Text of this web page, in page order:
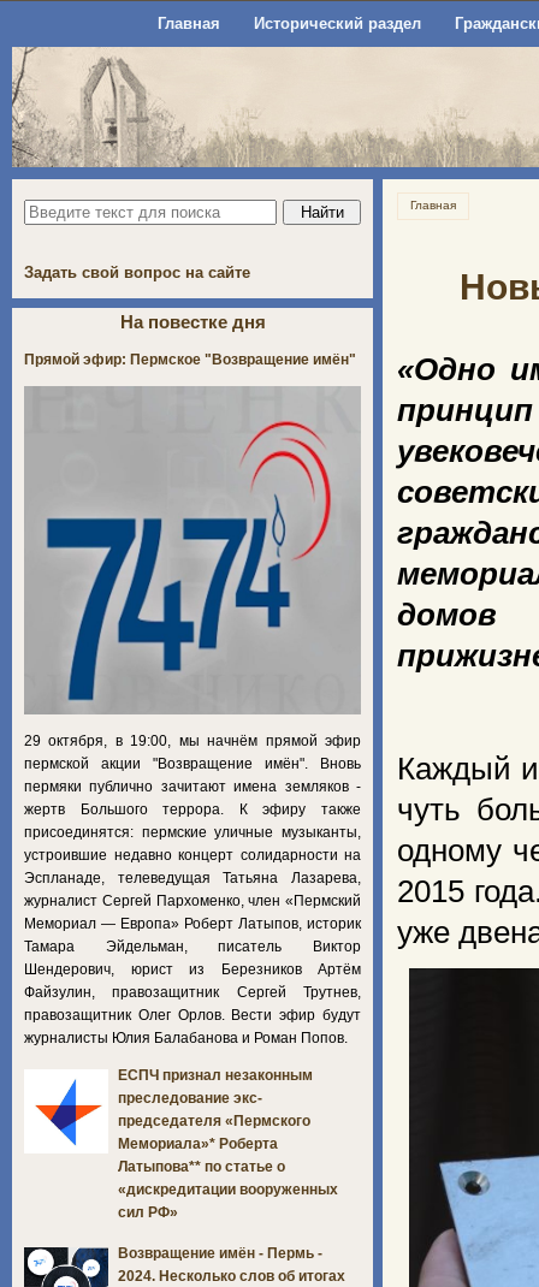
Главная Исторический раздел
Главная
«Одно
домов
Каждый
чуть
одному
2015
уже
Задать свой вопрос на сайте
На повестке дня
Прямой эфир: Пермское "Возвращение имён"
29 октября, в 19:00, мы начнём прямой эфир
пермской акции "Возвращение имён". Вновь
пермяки публично зачитают имена земляков -
жертв Большого террора. К эфиру также
присоединятся: пермские уличные музыканты,
устроившие недавно концерт солидарности на
Эспланаде, телеведущая Татьяна Лазарева,
журналист Сергей Пархоменко, член «Пермский
Мемориал — Европа» Роберт Латыпов, историк
Тамара Эйдельман, писатель Виктор
Шендерович, юрист из Березников Артём
Файзулин, правозащитник Сергей Трутнев,
правозащитник Олег Орлов. Вести эфир будут
журналисты Юлия Балабанова и Роман Попов.
ЕСПЧ признал незаконным
преследование экс-
председателя «Пермского
Мемориала»* Роберта
Латыпова** по статье о
«дискредитации вооруженных
сил РФ»
Возвращение имён - Пермь -
2024. Несколько слов об итогах